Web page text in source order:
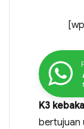
K3
bertujuan